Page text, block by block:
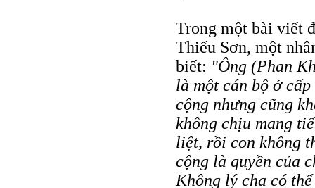
Trong một bài viết
Thiếu Sơn, một
biết: "Ông (Phan
là một cán bộ ở
cộng nhưng cũng
không chịu mang
liệt, rồi con không
cộng là quyền của
Không lý cha có